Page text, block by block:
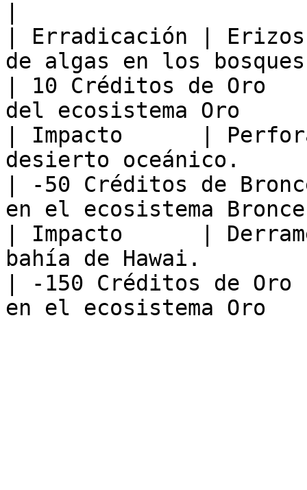
| Erradicación |
de algas en los
| 10 Créditos de Oro
del ecosistema
| Impacto      |
desierto oceánico.
| -50 Créditos de
en el ecosistema
| Impacto      |
bahía de Hawai.
| -150 Créditos de